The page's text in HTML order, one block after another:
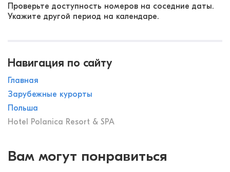
Проверьте доступность номеров на соседние даты.
Укажите другой период на календаре.
Навигация по сайту
Главная
Зарубежные курорты
Польша
Hotel Polanica Resort & SPA
Вам могут понравиться